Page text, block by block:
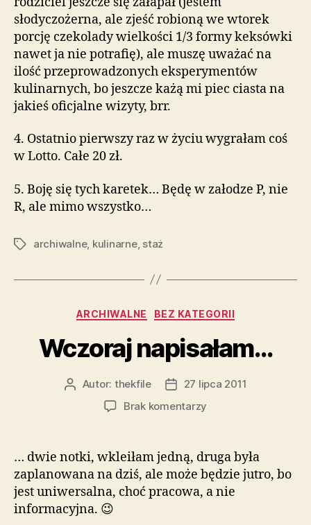
słodyczożerna, ale zjeść robioną we wtorek
porcję czekolady wielkości 1/3 formy keksówki
nawet ja nie potrafię), ale muszę uważać na
ilość przeprowadzonych eksperymentów
kulinarnych, bo jeszcze każą mi piec ciasta na
jakieś oficjalne wizyty, brr.
4. Ostatnio pierwszy raz w życiu wygrałam coś
w Lotto. Całe 20 zł.
5. Boję się tych karetek… Będę w załodze P, nie
R, ale mimo wszystko…
Tagiarchiwalne, kulinarne, staż
Kategorie
ARCHIWALNE BEZ KATEGORII
Wczoraj napisałam…
AutorAutor: thekfile
Data
wpisu
27 lipca 2011
Brak komentarzy
… dwie notki, wkleiłam jedną, druga była
zaplanowana na dziś, ale może będzie jutro, bo
jest uniwersalna, choć pracowa, a nie
informacyjna. 😉